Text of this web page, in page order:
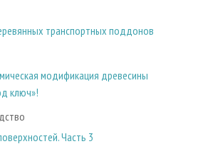
транспортных поддонов
модификация древесины
ключ»!
Часть 3